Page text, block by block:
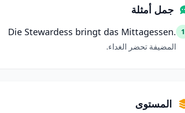
جمل أمثلة
1
Die Stewardess bringt das Mittagessen.
المضيفة تحضر الغداء.
المستوى